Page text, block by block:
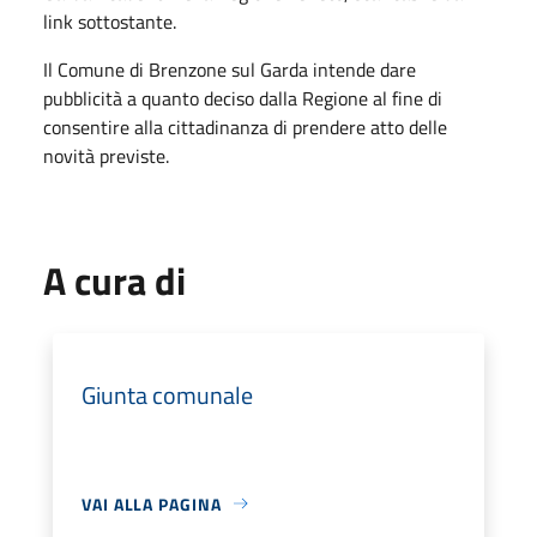
link sottostante.
Il Comune di Brenzone sul Garda intende dare
pubblicità a quanto deciso dalla Regione al fine di
consentire alla cittadinanza di prendere atto delle
novità previste.
A cura di
Giunta comunale
VAI ALLA PAGINA